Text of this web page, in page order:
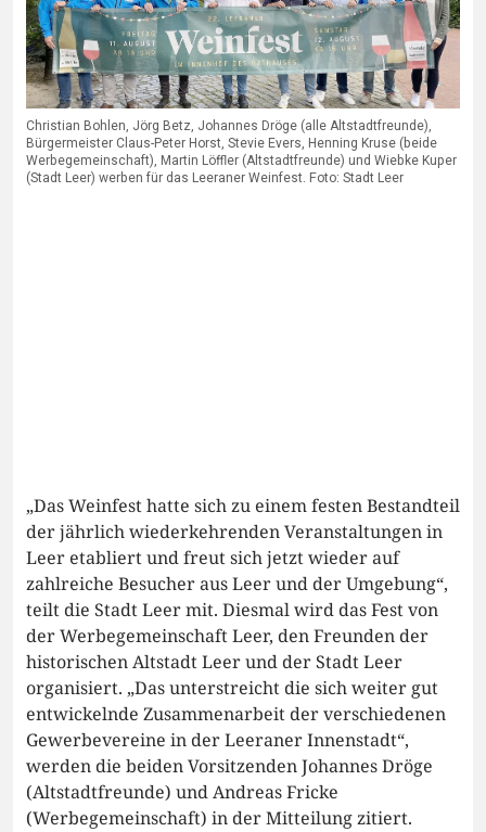
Christian Bohlen, Jörg Betz, Johannes Dröge (alle Altstadtfreunde),
Bürgermeister Claus-Peter Horst, Stevie Evers, Henning Kruse (beide
Werbegemeinschaft), Martin Löffler (Altstadtfreunde) und Wiebke Kuper
(Stadt Leer) werben für das Leeraner Weinfest. Foto: Stadt Leer
„Das Weinfest hatte sich zu einem festen Bestandteil
der jährlich wiederkehrenden Veranstaltungen in
Leer etabliert und freut sich jetzt wieder auf
zahlreiche Besucher aus Leer und der Umgebung“,
teilt die Stadt Leer mit. Diesmal wird das Fest von
der Werbegemeinschaft Leer, den Freunden der
historischen Altstadt Leer und der Stadt Leer
organisiert. „Das unterstreicht die sich weiter gut
entwickelnde Zusammenarbeit der verschiedenen
Gewerbevereine in der Leeraner Innenstadt“,
werden die beiden Vorsitzenden Johannes Dröge
(Altstadtfreunde) und Andreas Fricke
(Werbegemeinschaft) in der Mitteilung zitiert.